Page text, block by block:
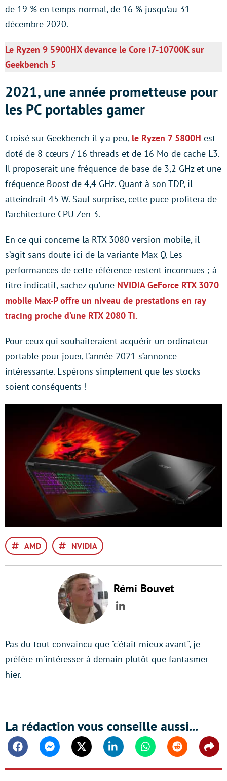
de 19 % en temps normal, de 16 % jusqu’au 31
décembre 2020.
Le Ryzen 9 5900HX devance le Core i7-10700K sur
Geekbench 5
2021, une année prometteuse pour
les PC portables gamer
Croisé sur Geekbench il y a peu, le Ryzen 7 5800H est
doté de 8 cœurs / 16 threads et de 16 Mo de cache L3.
Il proposerait une fréquence de base de 3,2 GHz et une
fréquence Boost de 4,4 GHz. Quant à son TDP, il
atteindrait 45 W. Sauf surprise, cette puce profitera de
l’architecture CPU Zen 3.
En ce qui concerne la RTX 3080 version mobile, il
s’agit sans doute ici de la variante Max-Q. Les
performances de cette référence restent inconnues ; à
titre indicatif, sachez qu’une NVIDIA GeForce RTX 3070
mobile Max-P offre un niveau de prestations en ray
tracing proche d’une RTX 2080 Ti.
Pour ceux qui souhaiteraient acquérir un ordinateur
portable pour jouer, l’année 2021 s’annonce
intéressante. Espérons simplement que les stocks
soient conséquents !
AMD NVIDIA
Rémi Bouvet
LinkedIn
Pas du tout convaincu que "c'était mieux avant", je
préfère m'intéresser à demain plutôt que fantasmer
hier.
La rédaction vous conseille aussi...
FacebookMessengerTwitter Linkedin WhatsappReddit